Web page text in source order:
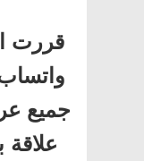
قررت
جميع
علاقة